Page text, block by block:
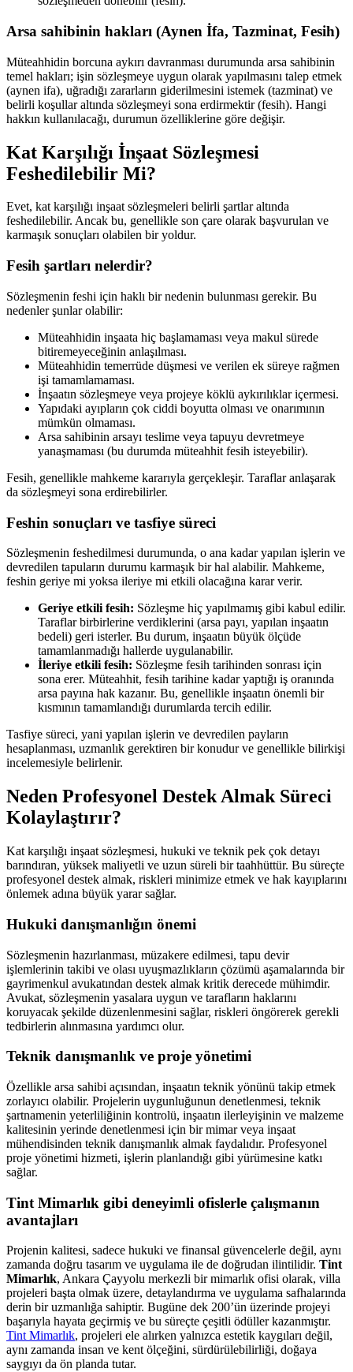
Arsa sahibinin hakları (Aynen İfa, Tazminat, Fesih)
Müteahhidin borcuna aykırı davranması durumunda arsa sahibinin
temel hakları; işin sözleşmeye uygun olarak yapılmasını talep etmek
(aynen ifa), uğradığı zararların giderilmesini istemek (tazminat) ve
belirli koşullar altında sözleşmeyi sona erdirmektir (fesih). Hangi
hakkın kullanılacağı, durumun özelliklerine göre değişir.
Kat Karşılığı İnşaat Sözleşmesi
Feshedilebilir Mi?
Evet, kat karşılığı inşaat sözleşmeleri belirli şartlar altında
feshedilebilir. Ancak bu, genellikle son çare olarak başvurulan ve
karmaşık sonuçları olabilen bir yoldur.
Fesih şartları nelerdir?
Sözleşmenin feshi için haklı bir nedenin bulunması gerekir. Bu
nedenler şunlar olabilir:
Müteahhidin inşaata hiç başlamaması veya makul sürede
bitiremeyeceğinin anlaşılması.
Müteahhidin temerrüde düşmesi ve verilen ek süreye rağmen
işi tamamlamaması.
İnşaatın sözleşmeye veya projeye köklü aykırılıklar içermesi.
Yapıdaki ayıpların çok ciddi boyutta olması ve onarımının
mümkün olmaması.
Arsa sahibinin arsayı teslime veya tapuyu devretmeye
yanaşmaması (bu durumda müteahhit fesih isteyebilir).
Fesih, genellikle mahkeme kararıyla gerçekleşir. Taraflar anlaşarak
da sözleşmeyi sona erdirebilirler.
Feshin sonuçları ve tasfiye süreci
Sözleşmenin feshedilmesi durumunda, o ana kadar yapılan işlerin ve
devredilen tapuların durumu karmaşık bir hal alabilir. Mahkeme,
feshin geriye mi yoksa ileriye mi etkili olacağına karar verir.
Geriye etkili fesih: Sözleşme hiç yapılmamış gibi kabul edilir.
Taraflar birbirlerine verdiklerini (arsa payı, yapılan inşaatın
bedeli) geri isterler. Bu durum, inşaatın büyük ölçüde
tamamlanmadığı hallerde uygulanabilir.
İleriye etkili fesih: Sözleşme fesih tarihinden sonrası için
sona erer. Müteahhit, fesih tarihine kadar yaptığı iş oranında
arsa payına hak kazanır. Bu, genellikle inşaatın önemli bir
kısmının tamamlandığı durumlarda tercih edilir.
Tasfiye süreci, yani yapılan işlerin ve devredilen payların
hesaplanması, uzmanlık gerektiren bir konudur ve genellikle bilirkişi
incelemesiyle belirlenir.
Neden Profesyonel Destek Almak Süreci
Kolaylaştırır?
Kat karşılığı inşaat sözleşmesi, hukuki ve teknik pek çok detayı
barındıran, yüksek maliyetli ve uzun süreli bir taahhüttür. Bu süreçte
profesyonel destek almak, riskleri minimize etmek ve hak kayıplarını
önlemek adına büyük yarar sağlar.
Hukuki danışmanlığın önemi
Sözleşmenin hazırlanması, müzakere edilmesi, tapu devir
işlemlerinin takibi ve olası uyuşmazlıkların çözümü aşamalarında bir
gayrimenkul avukatından destek almak kritik derecede mühimdir.
Avukat, sözleşmenin yasalara uygun ve tarafların haklarını
koruyacak şekilde düzenlenmesini sağlar, riskleri öngörerek gerekli
tedbirlerin alınmasına yardımcı olur.
Teknik danışmanlık ve proje yönetimi
Özellikle arsa sahibi açısından, inşaatın teknik yönünü takip etmek
zorlayıcı olabilir. Projelerin uygunluğunun denetlenmesi, teknik
şartnamenin yeterliliğinin kontrolü, inşaatın ilerleyişinin ve malzeme
kalitesinin yerinde denetlenmesi için bir mimar veya inşaat
mühendisinden teknik danışmanlık almak faydalıdır. Profesyonel
proje yönetimi hizmeti, işlerin planlandığı gibi yürümesine katkı
sağlar.
Tint Mimarlık gibi deneyimli ofislerle çalışmanın
avantajları
Projenin kalitesi, sadece hukuki ve finansal güvencelerle değil, aynı
zamanda doğru tasarım ve uygulama ile de doğrudan ilintilidir. Tint
Mimarlık, Ankara Çayyolu merkezli bir mimarlık ofisi olarak, villa
projeleri başta olmak üzere, detaylandırma ve uygulama safhalarında
derin bir uzmanlığa sahiptir. Bugüne dek 200’ün üzerinde projeyi
başarıyla hayata geçirmiş ve bu süreçte çeşitli ödüller kazanmıştır.
Tint Mimarlık, projeleri ele alırken yalnızca estetik kaygıları değil,
aynı zamanda insan ve kent ölçeğini, sürdürülebilirliği, doğaya
saygıyı da ön planda tutar.